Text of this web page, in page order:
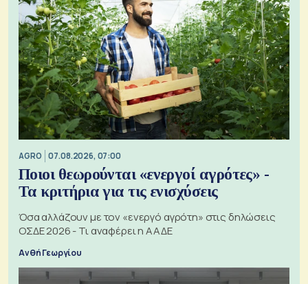
AGRO 07.08.2026, 07:00
Ποιοι θεωρούνται «ενεργοί αγρότες» -
Τα κριτήρια για τις ενισχύσεις
Όσα αλλάζουν με τον «ενεργό αγρότη» στις δηλώσεις
ΟΣΔΕ 2026 - Τι αναφέρει η ΑΑΔΕ
Ανθή Γεωργίου